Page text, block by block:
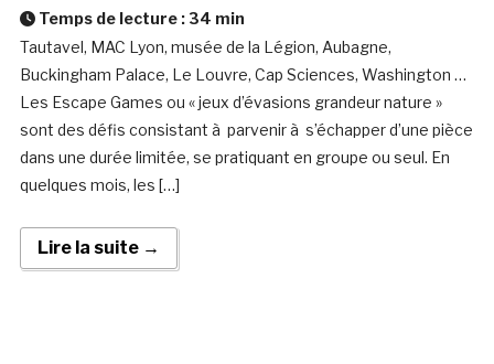
Temps de lecture : 34 min
Tautavel, MAC Lyon, musée de la Légion, Aubagne,
Buckingham Palace, Le Louvre, Cap Sciences, Washington …
Les Escape Games ou « jeux d’évasions grandeur nature »
sont des défis consistant à parvenir à s’échapper d’une pièce
dans une durée limitée, se pratiquant en groupe ou seul. En
quelques mois, les […]
Lire la suite →